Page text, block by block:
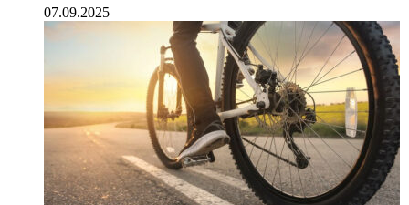
07.09.2025